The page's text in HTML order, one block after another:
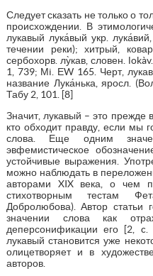
Следует сказать не только о
происхождении. В
лукавый лука́вый укр.
течении реки); хитрый,
сербохорв. лу̀кав, словен.
1, 739; Мi. ЕW 165. Черт,
название Лука́нька, яросл.
Табу 2, 101. [8]
Значит, лукавый – это прежде
кто обходит правду, если мы
слова. Еще одним
эвфемистическое
устойчивые выражения.
можно наблюдать в
авторами XIX века, о чем
стихотворным тестам
Добролюбова). Автор статьи
значении слова как
деперсонификации его [2,
лукавый становится уже
олицетворяет и в
авторов.